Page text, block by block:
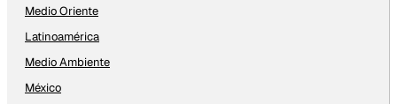
Medio Oriente
Latinoamérica
Medio Ambiente
México